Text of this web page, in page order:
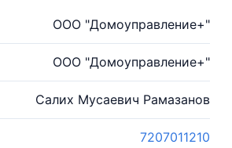
ООО "Домоуправление+"
ООО "Домоуправление+"
Салих Мусаевич Рамазанов
7207011210